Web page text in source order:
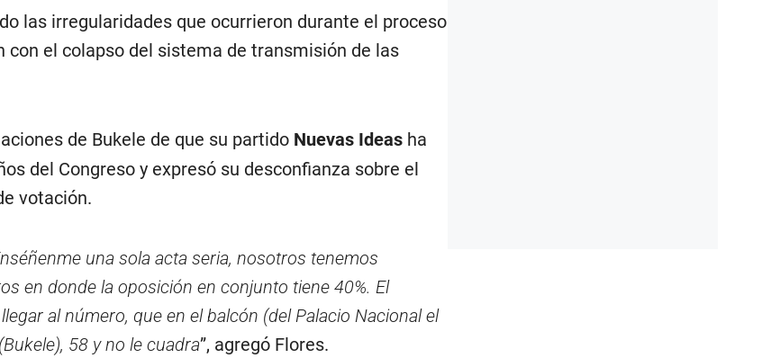
las irregularidades que ocurrieron durante el proceso
con el colapso del sistema de transmisión de las
de Bukele de que su partido Nuevas Ideasha
del Congreso y expresó su desconfianza sobre el
votación.
una sola acta seria, nosotros tenemos
en donde la oposición en conjunto tiene 40%. El
al número, que en el balcón (del Palacio Nacional el
58 y no le cuadra”, agregó Flores.